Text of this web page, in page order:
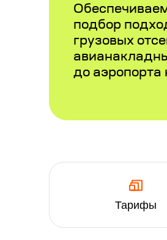
подбор
грузовых
до аэропорта
Тарифы